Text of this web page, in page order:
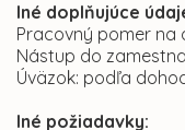
Iné doplňujúce
Pracovný pomer na
Nástup do
Úväzok: podľa
Iné požiadavky: